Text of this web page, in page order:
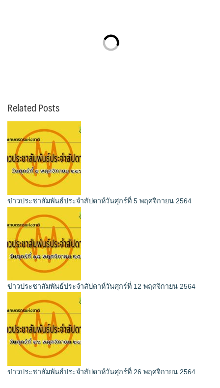
Related Posts
ข่าวประชาสัมพันธ์ประจำสัปดาห์วันศุกร์ที่ 5 พฤศจิกายน 2564
ข่าวประชาสัมพันธ์ประจำสัปดาห์วันศุกร์ที่ 12 พฤศจิกายน 2564
ข่าวประชาสัมพันธ์ประจำสัปดาห์วันศุกร์ที่ 26 พฤศจิกายน 2564